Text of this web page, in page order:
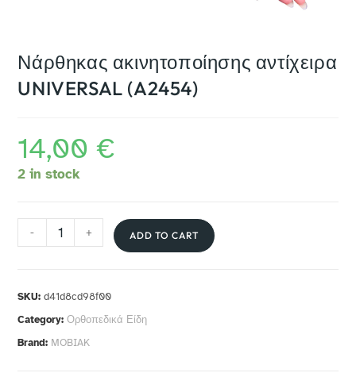
Νάρθηκας ακινητοποίησης αντίχειρα
UNIVERSAL (A2454)
14,00€
2 in stock
- + ADD TO CART
SKU:d41d8cd98f00
Category:Ορθοπεδικά Είδη
Brand: MOBIAK